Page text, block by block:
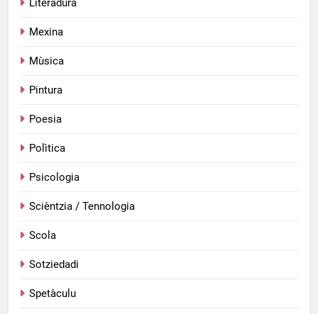
Literadura
Mexina
Mùsica
Pintura
Poesia
Polìtica
Psicologia
Scièntzia / Tennologia
Scola
Sotziedadi
Spetàculu